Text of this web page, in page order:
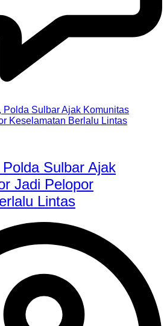
Sulbar Ajak
Jadi Pelopor
Lintas